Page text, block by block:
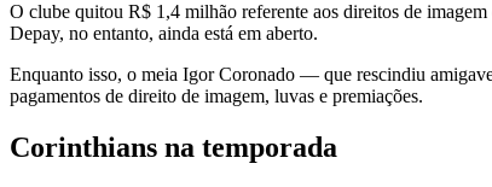
O clube quitou R$ 1,4 milhão referente aos direitos de
Depay, no entanto, ainda está em aberto.
Enquanto isso, o meia Igor Coronado — que rescindiu
pagamentos de direito de imagem, luvas e premiações.
Corinthians na temporada